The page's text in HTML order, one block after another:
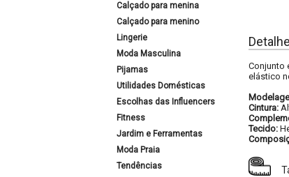
Calçado para menina
Calçado para menino
Lingerie
Moda Masculina
Pijamas
Utilidades Domésticas
Escolhas das Influencers
Fitness
Jardim e Ferramentas
Moda Praia
Tendências
Conjunto
elástico
Cintura:
Tecido: